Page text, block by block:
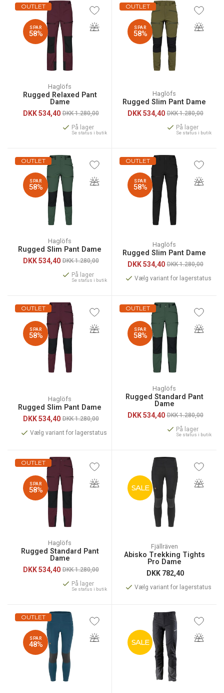
OUTLET
SPAR
58%
Haglöfs
Rugged Relaxed Pant
Dame
DKK534,40 DKK 1.280,00
På lager
Se status i butik
OUTLET
SPAR
58%
Haglöfs
Rugged Slim Pant Dame
DKK534,40 DKK 1.280,00
På lager
Se status i butik
OUTLET
SPAR
58%
Haglöfs
Rugged Slim Pant Dame
DKK534,40 DKK 1.280,00
På lager
Se status i butik
OUTLET
SPAR
58%
Haglöfs
Rugged Slim Pant Dame
DKK534,40 DKK 1.280,00
Vælg variant for lagerstatus
OUTLET
SPAR
58%
Haglöfs
Rugged Slim Pant Dame
DKK534,40 DKK 1.280,00
Vælg variant for lagerstatus
OUTLET
SPAR
58%
Haglöfs
Rugged Standard Pant
Dame
DKK534,40 DKK 1.280,00
På lager
Se status i butik
OUTLET
SPAR
58%
Haglöfs
Rugged Standard Pant
Dame
DKK534,40 DKK 1.280,00
På lager
Se status i butik
SALE
Fjällräven
Abisko Trekking Tights
Pro Dame
DKK 782,40
Vælg variant for lagerstatus
OUTLET
SPAR
48% SALE